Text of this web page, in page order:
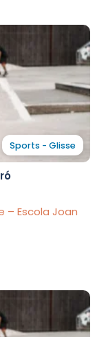
Sports - Glisse
– Escola Joan